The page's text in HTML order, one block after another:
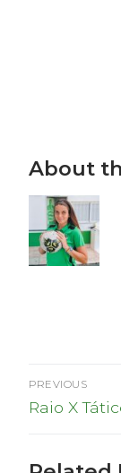
About
de
PREVIOUS
Previous
Raio X